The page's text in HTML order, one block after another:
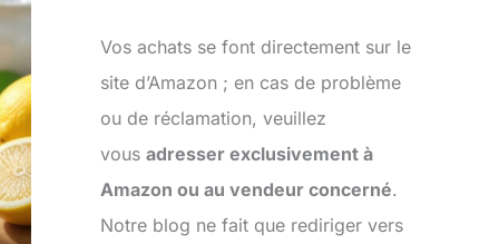
Vos achats se font directement sur le
site d’Amazon ; en cas de problème
ou de réclamation, veuillez
vous adresser exclusivement à
Amazon ou au vendeur concerné.
Notre blog ne fait que rediriger vers